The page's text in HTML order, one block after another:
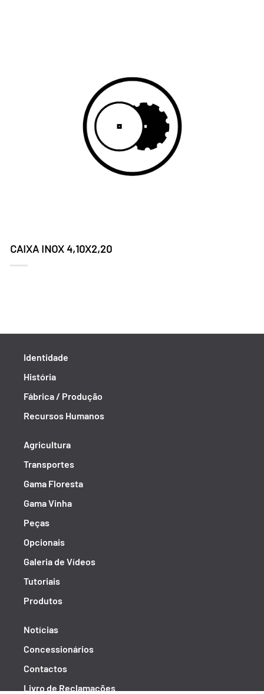
CAIXA INOX 4,10X2,20
Identidade
História
Fábrica / Produção
Recursos Humanos
Agricultura
Transportes
Gama Floresta
Gama Vinha
Peças
Opcionais
Galeria de Vídeos
Tutoriais
Produtos
Notícias
Concessionários
Contactos
Livro de Reclamações